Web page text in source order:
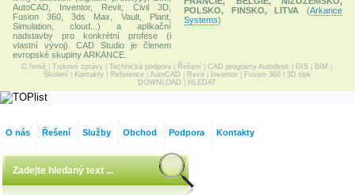
AutoCAD, Inventor, Revit, Civil 3D,
Fusion 360, 3ds Max, Vault, Plant,
Simulation, cloud...) a aplikační
nadstavby pro konkrétní profese (i
vlastní vývoj). CAD Studio je členem
evropské skupiny ARKANCE.
POLSKO, FINSKO, LITVA
(Arkance
Systems)
O firmě Tiskové zprávy Technická podpora Řešení CAD programy Autodesk GIS BIM
Školení
Kontakty Reference| AutoCAD Revit Inventor| Fusion 360| 3D tisk
DOWNLOAD
HLEDAT
O nás Řešení Služby Obchod Podpora Kontakty